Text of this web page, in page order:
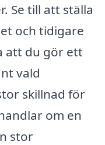
Se till att ställa
och tidigare
att du gör ett
vald
skillnad för
om en
stor